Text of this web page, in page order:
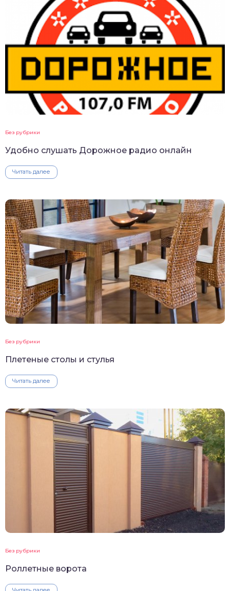
Без рубрики
Удобно слушать Дорожное радио онлайн
Читать далее
Без рубрики
Плетеные столы и стулья
Читать далее
Без рубрики
Роллетные ворота